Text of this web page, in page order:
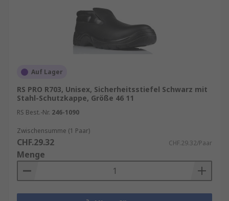
Auf Lager
RS PRO R703, Unisex, Sicherheitsstiefel Schwarz mit
Stahl-Schutzkappe, Größe 46 11
RS Best.-Nr. 246-1090
Zwischensumme (1 Paar)
CHF.29.32 CHF.29.32/Paar
Menge